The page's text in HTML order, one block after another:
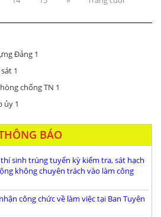
BÁO
sinh trúng tuyển kỳ kiểm tra, sát hạch
không chuyên trách vào làm công
công chức về làm việc tại Ban Tuyên